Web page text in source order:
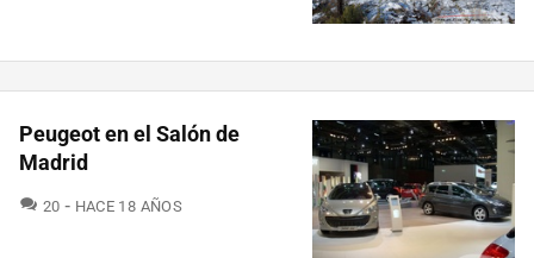
Peugeot en el Salón de
Madrid
20 COMENTARIOS
HACE 18 AÑOS